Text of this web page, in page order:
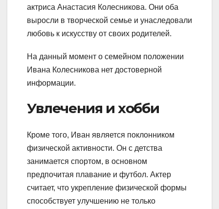
актриса Анастасия Колесникова. Они оба
выросли в творческой семье и унаследовали
любовь к искусству от своих родителей.
На данный момент о семейном положении
Ивана Колесникова нет достоверной
информации.
Увлечения и хобби
Кроме того, Иван является поклонником
физической активности. Он с детства
занимается спортом, в основном
предпочитая плавание и футбол. Актер
считает, что укрепление физической формы
способствует улучшению не только